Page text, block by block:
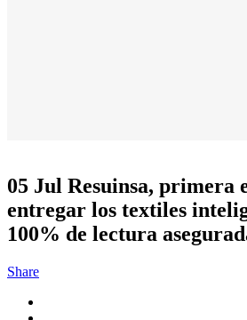
05 Jul Resuinsa, primera
entregar los textiles
100% de lectura
Share